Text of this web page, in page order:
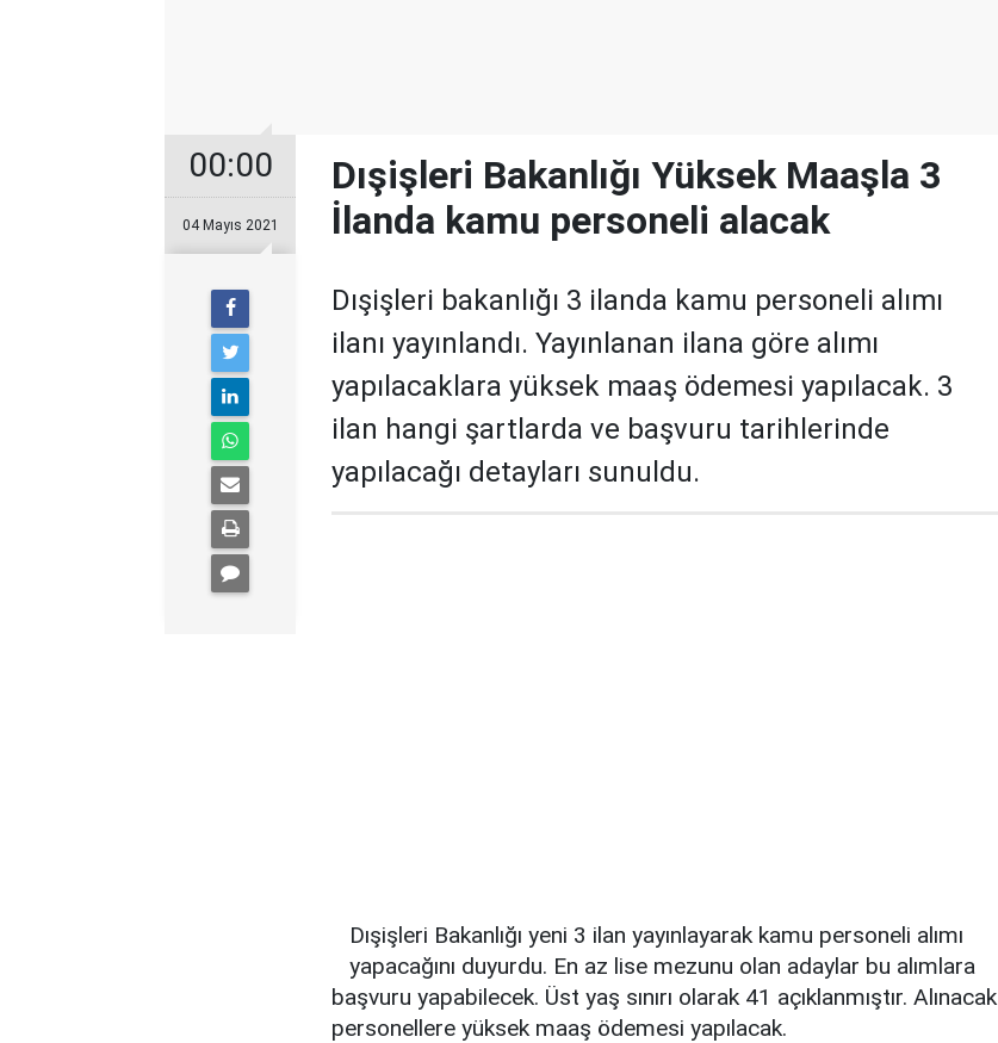
00:00
04 Mayıs 2021
Dışişleri Bakanlığı Yüksek Maaşla 3
İlanda kamu personeli alacak
Dışişleri bakanlığı 3 ilanda kamu personeli alımı
ilanı yayınlandı. Yayınlanan ilana göre alımı
yapılacaklara yüksek maaş ödemesi yapılacak. 3
ilan hangi şartlarda ve başvuru tarihlerinde
yapılacağı detayları sunuldu.
Dışişleri Bakanlığı yeni 3 ilan yayınlayarak kamu personeli alımı
yapacağını duyurdu. En az lise mezunu olan adaylar bu alımlara
başvuru yapabilecek. Üst yaş sınırı olarak 41 açıklanmıştır. Alınacak
personellere yüksek maaş ödemesi yapılacak.